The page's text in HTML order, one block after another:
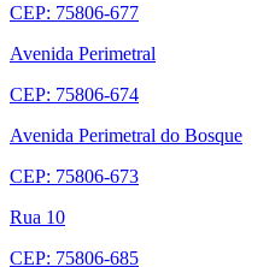
CEP: 75806-677
Avenida Perimetral
CEP: 75806-674
Avenida Perimetral do Bosque
CEP: 75806-673
Rua 10
CEP: 75806-685